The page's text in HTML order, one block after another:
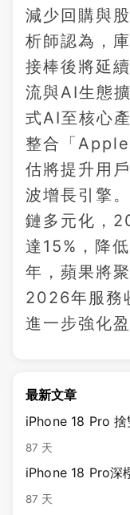
減少回購與
析師認為，
接棒後將延
流與AI生態
式AI至核心
整合「
估將提升用
波增長引擎
鏈多元化，
達15%，降
年，蘋果將
2026年服務
進一步強化盈
最新文章
iPhone 18 Pro
87 天
iPhone 18 Pro深
87 天